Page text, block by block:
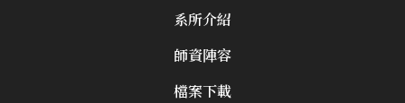
系所介紹
師資陣容
檔案下載